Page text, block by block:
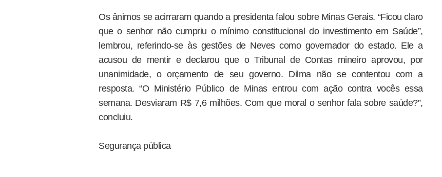
Os ânimos se acirraram quando a presidenta falou sobre Minas Gerais. “Ficou claro
que o senhor não cumpriu o mínimo constitucional do investimento em Saúde”,
lembrou, referindo-se às gestões de Neves como governador do estado. Ele a
acusou de mentir e declarou que o Tribunal de Contas mineiro aprovou, por
unanimidade, o orçamento de seu governo. Dilma não se contentou com a
resposta. “O Ministério Público de Minas entrou com ação contra vocês essa
semana. Desviaram R$ 7,6 milhões. Com que moral o senhor fala sobre saúde?”,
concluiu.
Segurança pública